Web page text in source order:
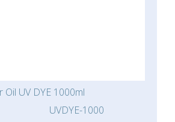
UV DYE 1000ml
UVDYE-1000